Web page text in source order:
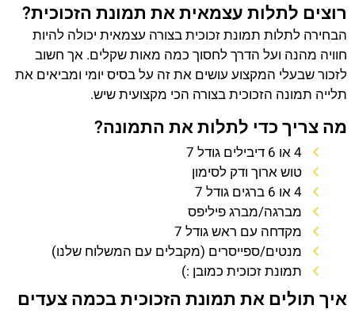
רוצים לתלות עצמאית את תמונת הזכוכית?
הבחירה לתלות תמונת זכוכית בצורה עצמאית יכולה להיות
חוויה מהנה ועל הדרך לחסוך כמה מאות שקלים. אך חשוב
לזכור שבעלי המקצוע עושים את זה על בסיס יומי ומביאים את
תלייה תמונה הזכוכית בצורה הכי מקצועית שיש.
מה צריך כדי לתלות את התמונה?
4 או 6 דיבילים גודל 7
טוש ארוך ודק לסימון
4 או 6 ברגים גודל 7
מברגה/מברג פיליפס
מקדחה עם ראש גודל 7
מנטים/ספייסרים (מקבלים עם המשלוח שלנו)
תמונת זכוכית כמובן :)
איך תולים את תמונת הזכוכית בכמה צעדים